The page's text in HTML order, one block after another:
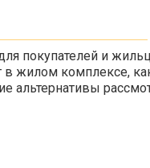
покупателей и
в жилом комплексе,
альтернативы